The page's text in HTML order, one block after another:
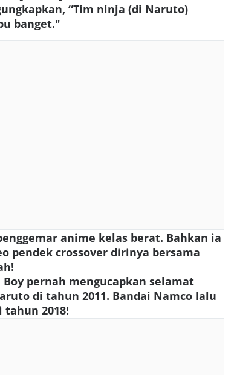
“Tim ninja (di Naruto)
banget."
anime kelas berat. Bahkan ia
pendek crossover dirinya bersama
pernah mengucapkan selamat
di tahun 2011. Bandai Namco lalu
2018!